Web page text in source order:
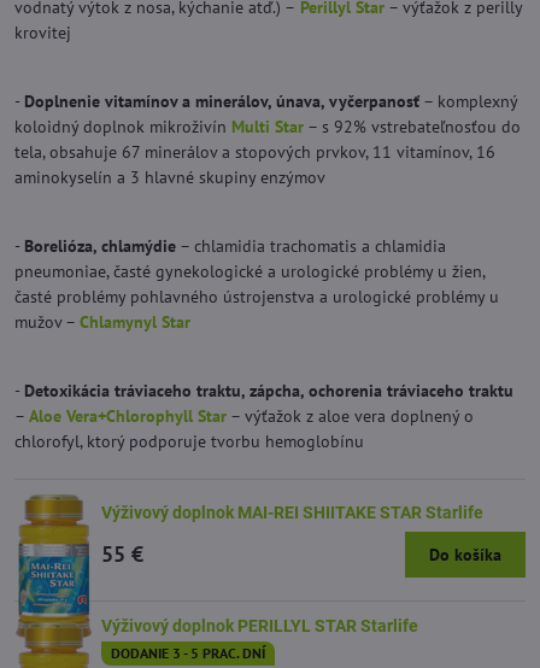
vodnatý výtok z nosa, kýchanie atď.) – Perillyl Star – výťažok z perilly
krovitej
- Doplnenie vitamínov a minerálov, únava, vyčerpanosť – komplexný
koloidný doplnok mikroživín Multi Star – s 92% vstrebateľnosťou do
tela, obsahuje 67 minerálov a stopových prvkov, 11 vitamínov, 16
aminokyselín a 3 hlavné skupiny enzýmov
- Borelióza, chlamýdie – chlamidia trachomatis a chlamidia
pneumoniae, časté gynekologické a urologické problémy u žien,
časté problémy pohlavného ústrojenstva a urologické problémy u
mužov – Chlamynyl Star
- Detoxikácia tráviaceho traktu, zápcha, ochorenia tráviaceho traktu
– Aloe Vera+Chlorophyll Star – výťažok z aloe vera doplnený o
chlorofyl, ktorý podporuje tvorbu hemoglobínu
Výživový doplnok MAI-REI SHIITAKE STAR Starlife
55 € Do košíka
Výživový doplnok PERILLYL STAR Starlife
DODANIE 3 - 5 PRAC. DNÍ